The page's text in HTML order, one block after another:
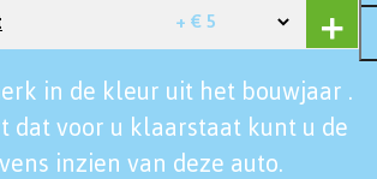
+ € 5
in de kleur uit het bouwjaar .
dat voor u klaarstaat kunt u de
inzien van deze auto.